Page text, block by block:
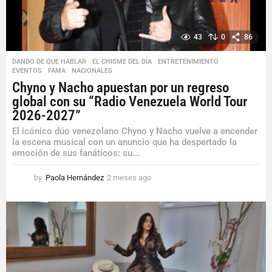
o
43 0 86
DANDO DE QUE HABLAR ,EL CHISME DEL DÍA ,ENTRETENIMIENTO
EVENTOS
,FAMA ,NACIONALES
Chyno y Nacho apuestan por un regreso
global con su “Radio Venezuela World Tour
2026-2027”
El icónico dúo venezolano Chyno y Nacho vuelve a encender
la escena musical con un anuncio que ha despertado la
emoción de sus fanáticos: su...
by Paola Hernández 2 meses ago
e
s
e
s
a
g
o